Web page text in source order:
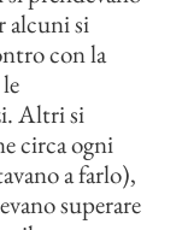
alcuni si
con la
Altri si
circa ogni
a farlo),
superare